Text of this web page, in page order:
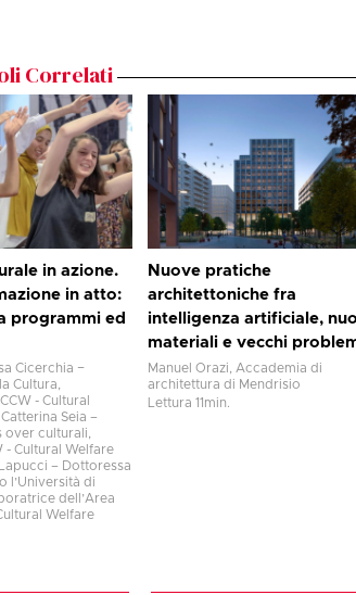
Correlati
in azione.
in atto:
programmi ed
Cicerchia −
Cultura,
- Cultural
Seia –
over culturali,
- Cultural Welfare
– Dottoressa
l’Università di
dell’Area
Welfare
Nuove pratiche
architettoniche fra
intelligenza artificiale,
materiali e vecchi
Manuel Orazi, Accademia di
architettura di Mendrisio
Lettura11 min.